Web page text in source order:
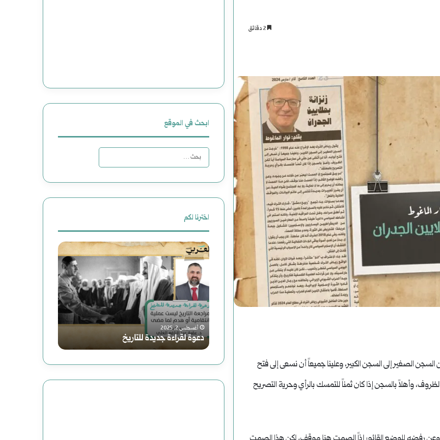
الإفراج عنه عام 1998: “خرجت من السجن الصغير إلى السجن الكبير، وعلينا جميعاً أن نسعى إلى فتح
وأهلاً بالسجن إذا كان ثمناً للتمسك بالرأي وحرية التصريح
ابحث في الموقع
اخترنا لكم
رواية
(الصاعدون
إلى
النعيم)
عباس:
داعش
دعوة
لقراءة
جديدة
للتاريخ
أغسطس 2, 2025
دعوة لقراءة جديدة للتاريخ
سوريا
الحلم
هاوية
منعطف